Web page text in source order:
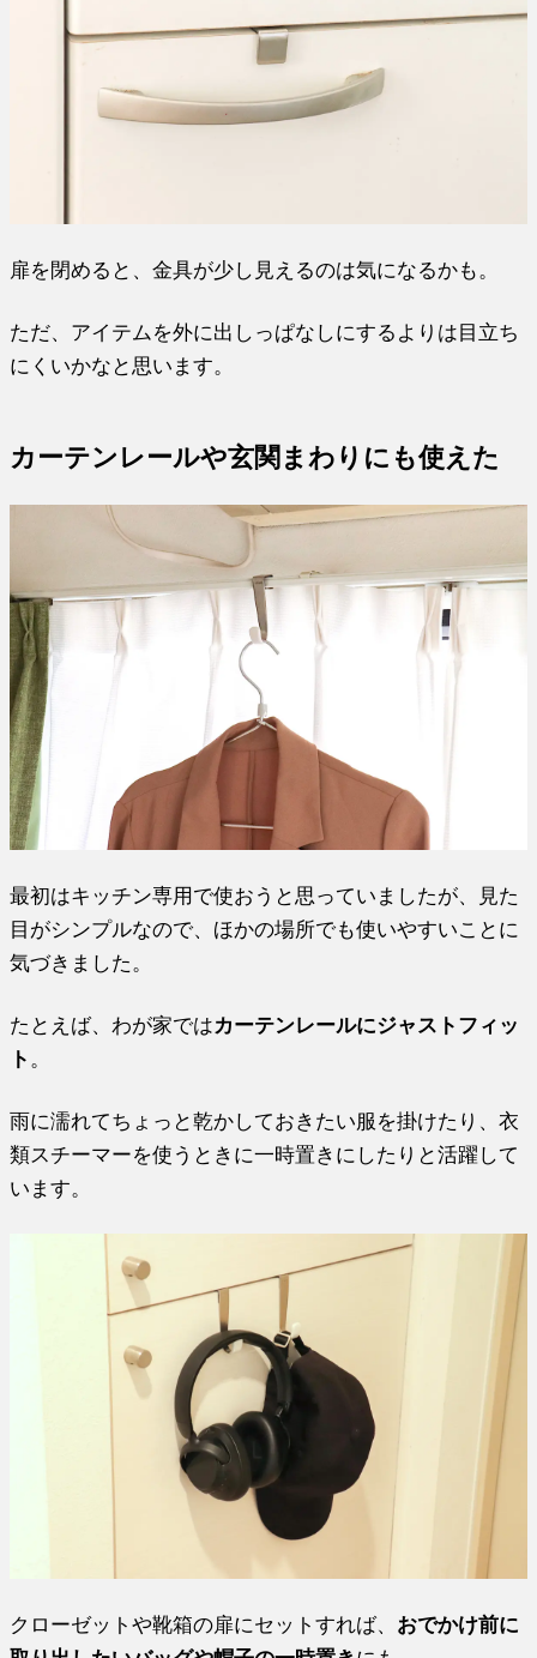
扉を閉めると、金具が少し見えるのは気になるかも。
ただ、アイテムを外に出しっぱなしにするよりは目立ち
にくいかなと思います。
カーテンレールや玄関まわりにも使えた
最初はキッチン専用で使おうと思っていましたが、見た
目がシンプルなので、ほかの場所でも使いやすいことに
気づきました。
たとえば、わが家ではカーテンレールにジャストフィッ
ト 。
雨に濡れてちょっと乾かしておきたい服を掛けたり、衣
類スチーマーを使うときに一時置きにしたりと活躍して
います。
クローゼットや靴箱の扉にセットすれば、 おでかけ前に